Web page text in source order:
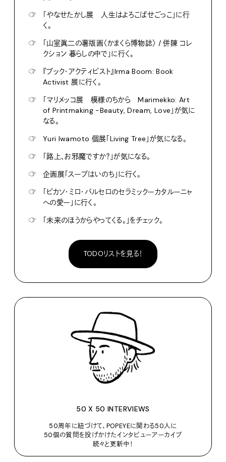
☞
「やなせたかし展 人生はよろこばせごっこ」に行
く。
☞
「山室眞二の薯版画〈かまくら博物誌〉 / 併陳 コレ
クション 暮らしの中で」に行く。
☞
『ブック・アクティビスト』Irma Boom: Book
Activist 展に行く。
☞
「マリメッコ展 模様のちから Marimekko: Art
of Printmaking -Beauty, Dream, Love」が気に
なる。
☞
Yuri Iwamoto 個展「Living Tree」が気になる。
☞
「路上、お邪魔ですか？」が気になる。
☞
企画展「スープはいのち」に行く。
☞
「ピカソ・ミロ・バルセロのセラミックーカタルーニャ
への愛ー」に行く。
☞
「未来のほうからやってくる。」をチェック。
TODOリストを見る！
50 X 50 INTERVIEWS
50周年に紐づけて、POPEYEに関わる50人に
50個の質問を投げかけたインタビューアーカイブ
続々と更新中！